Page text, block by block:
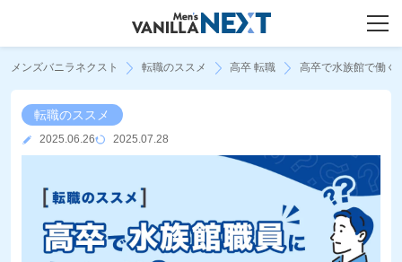
メンズバニラネクスト 転職のススメ 高卒 転職 高卒で水族館で働く
転職のススメ
2025.06.26 2025.07.28